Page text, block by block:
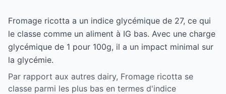
Fromage ricotta a un indice glycémique de 27, ce qui
le classe comme un aliment à IG bas. Avec une charge
glycémique de 1 pour 100g, il a un impact minimal sur
la glycémie.
Par rapport aux autres dairy, Fromage ricotta se
classe parmi les plus bas en termes d'indice